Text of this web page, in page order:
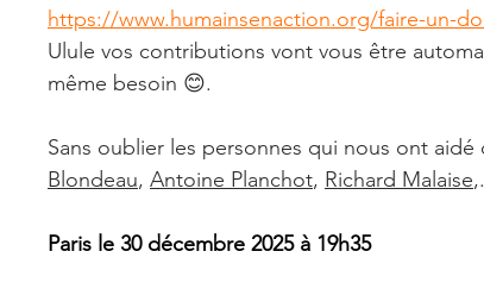
https://www.humainsenaction.org/faire-un-
Ulule vos contributions vont vous être
même besoin 😊.
Sans oublier les personnes qui nous ont
Blondeau, Antoine Planchot, Richard Malaise
Paris le 30 décembre 2025 à 19h35